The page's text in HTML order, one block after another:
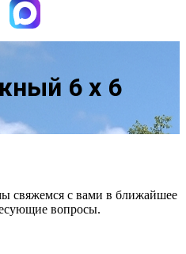
6 х 6
свяжемся с вами в ближайшее
вопросы.